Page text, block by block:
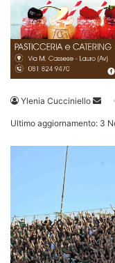
Ylenia Cucciniello
Invia
Ultimo aggiornamento: 3